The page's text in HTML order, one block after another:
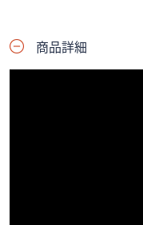
商品詳細